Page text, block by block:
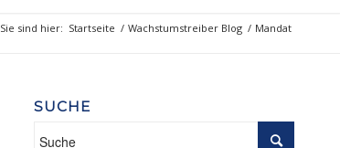
Sie sind hier: Startseite / Wachstumstreiber Blog / Mandat
SUCHE